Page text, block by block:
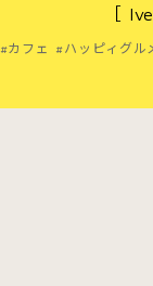
［
カフェ ハッピィグル